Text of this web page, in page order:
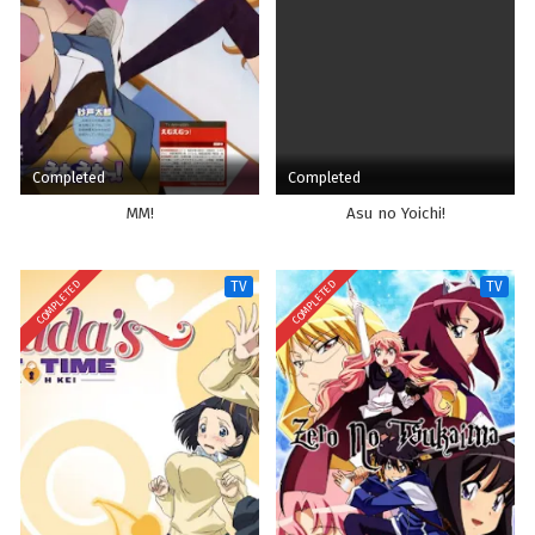
Completed
MM!
Completed
Asu no Yoichi!
COMPLETED TV COMPLETED TV